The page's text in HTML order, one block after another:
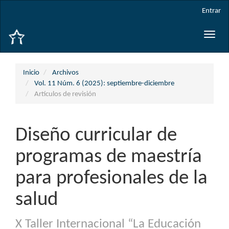
principal
Entrar
Toggle
Inicio
Archivos
Vol. 11 Núm. 6 (2025): septiembre-diciembre
Artículos de revisión
Diseño curricular de
programas de maestría
para profesionales de la
salud
X Taller Internacional “La Educación